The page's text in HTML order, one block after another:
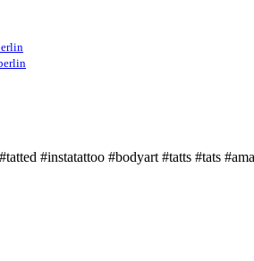
#instatattoo #bodyart #tatts #tats